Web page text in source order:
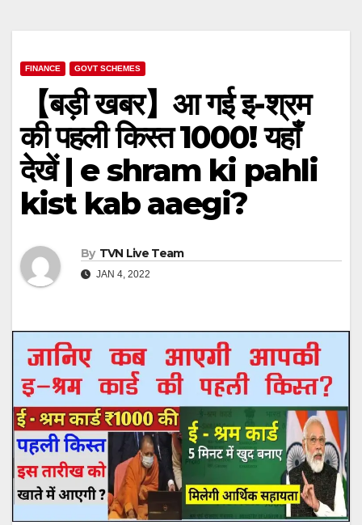
FINANCE GOVT SCHEMES
【बड़ी खबर】आ गई इ-श्रम
की पहली किस्त 1000! यहाँ
देखें | e shram ki pahli
kist kab aaegi?
By TVN Live Team
JAN 4, 2022